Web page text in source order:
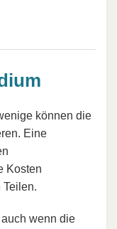
können die
Eine
Kosten
auch wenn die